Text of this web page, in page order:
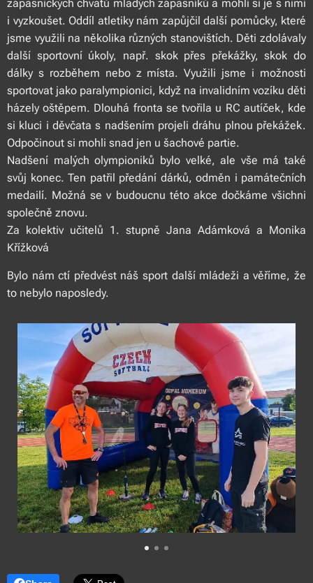
zápasnických chvatů mladých zápasníků a mohli si je s nimi
i vyzkoušet. Oddíl atletiky nám zapůjčil další pomůcky, které
jsme využili na několika různých stanovištích. Děti zdolávaly
další sportovní úkoly, např. skok přes překážky, skok do
dálky s rozběhem nebo z místa. Využili jsme i možnosti
sportovat jako paralympionici, když na invalidním vozíku děti
házely oštěpem. Dlouhá fronta se tvořila u RC autíček, kde
si kluci i děvčata s nadšením projeli dráhu plnou překážek.
Odpočinout si mohli snad jen u šachové partie.
Nadšení malých olympioniků bylo velké, ale vše má také
svůj konec. Ten patřil předání dárků, odměn i památečních
medailí. Možná se v budoucnu této akce dočkáme všichni
společně znovu.
Za kolektiv učitelů 1. stupně Jana Adámková a Monika
Křížková
Bylo nám ctí předvést náš sport další mládeži a věříme, že
to nebylo naposledy.